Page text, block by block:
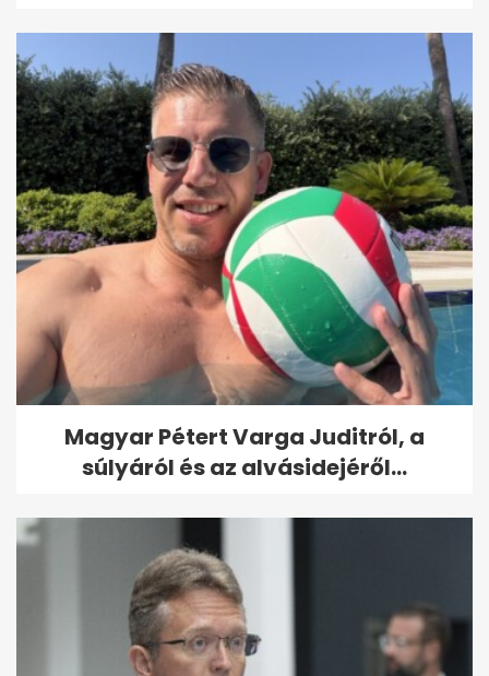
Magyar Pétert Varga Juditról, a
súlyáról és az alvásidejéről...